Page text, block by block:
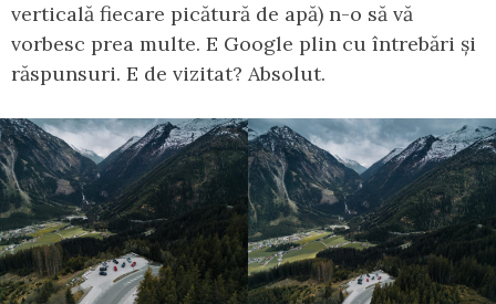
verticală fiecare picătură de apă) n-o să vă
vorbesc prea multe. E Google plin cu întrebări și
răspunsuri. E de vizitat? Absolut.